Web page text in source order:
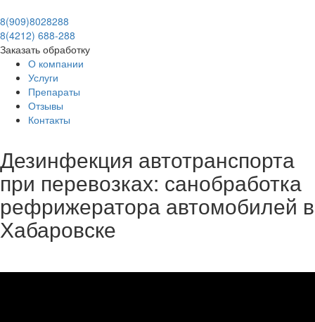
8(909)8028288
8(4212) 688-288
Заказать обработку
О компании
Услуги
Препараты
Отзывы
Контакты
Дезинфекция автотранспорта
при перевозках: санобработка
рефрижератора автомобилей в
Хабаровске